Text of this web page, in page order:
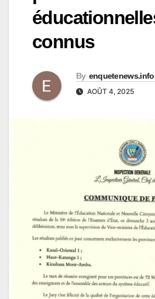
connus
By enquetenews.info
AOÛT 4, 2025